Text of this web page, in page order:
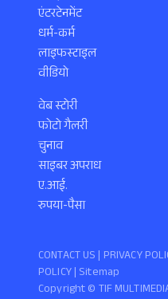
एंटरटेनमेंट
धर्म-कर्म
लाइफस्टाइल
वीडियो
वेब स्टोरी
फोटो गैलरी
चुनाव
साइबर अपराध
ए.आई.
रुपया-पैसा
Copyright ©️ TIF
CONTACT US | PRIVACY
POLICY| Sitemap